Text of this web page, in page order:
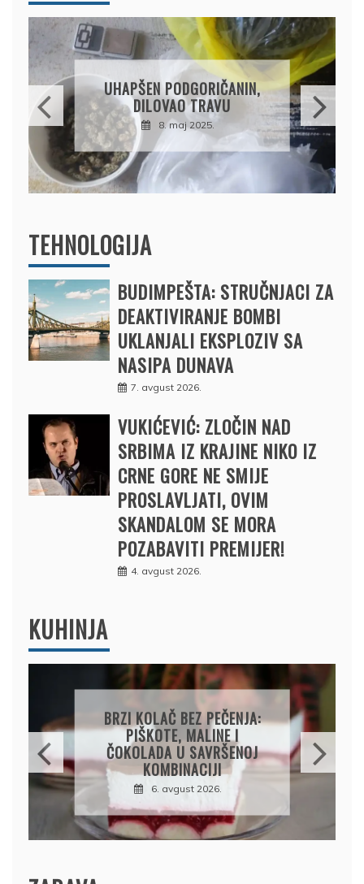
DRŽAVLJANIN RUSIJE
OSUMNJIČEN DA JE
PRODAO TUĐI BMW,
DRŽAVU NAPUSTIO
BRODOM
12. februar 2025.
TEHNOLOGIJA
BUDIMPEŠTA: STRUČNJACI ZA
DEAKTIVIRANJE BOMBI
UKLANJALI EKSPLOZIV SA
NASIPA DUNAVA
7. avgust 2026.
VUKIĆEVIĆ: ZLOČIN NAD
SRBIMA IZ KRAJINE NIKO IZ
CRNE GORE NE SMIJE
PROSLAVLJATI, OVIM
SKANDALOM SE MORA
POZABAVITI PREMIJER!
4. avgust 2026.
KUHINJA
PAPRIKE SA MESOM I
PIRINČEM NA KAŠIKU:
SOČAN I JEDNOSTAVAN
RUČAK IZ JEDNE ŠERPE
7. avgust 2026.